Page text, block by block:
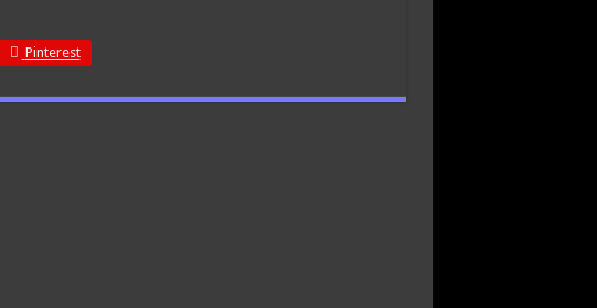
Pinterest